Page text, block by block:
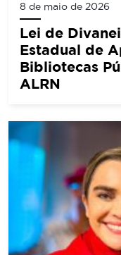
8 de maio de 2026
Lei de
Estadual de
Bibliotecas
ALRN